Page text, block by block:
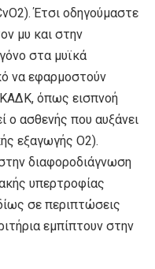
Έτσι οδηγούμαστε
μυ και στην
στα μυϊκά
να εφαρμοστούν
ΚΑΔΚ, όπως εισπνοή
ο ασθενής που αυξάνει
εξαγωγής Ο2).
διαφοροδιάγνωση
υπερτροφίας
σε περιπτώσεις
εμπίπτουν στην